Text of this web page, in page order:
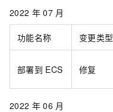
2022 年 07 月
功能名称 变更类型
部署到 ECS 修复
2022 年 06 月